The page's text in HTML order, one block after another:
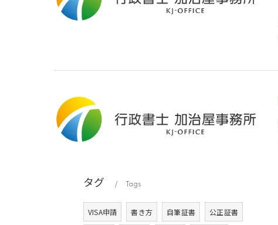
タグ Tags
VISA申請 書き方 自筆証書 公正証書